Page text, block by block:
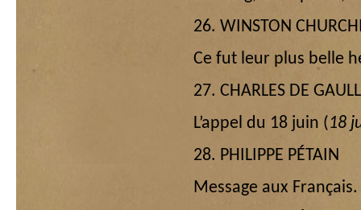
26. WINSTON
Ce fut leur plus belle
27. CHARLES DE
L’appel du 18 juin (18
28. PHILIPPE PÉTAIN
Message aux